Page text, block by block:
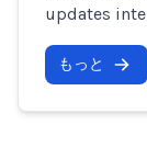
updates
もっと